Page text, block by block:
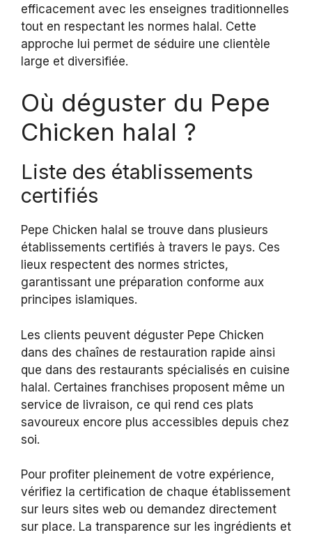
efficacement avec les enseignes traditionnelles
tout en respectant les normes halal. Cette
approche lui permet de séduire une clientèle
large et diversifiée.
Où déguster du Pepe
Chicken halal ?
Liste des établissements
certifiés
Pepe Chicken halal se trouve dans plusieurs
établissements certifiés à travers le pays. Ces
lieux respectent des normes strictes,
garantissant une préparation conforme aux
principes islamiques.
Les clients peuvent déguster Pepe Chicken
dans des chaînes de restauration rapide ainsi
que dans des restaurants spécialisés en cuisine
halal. Certaines franchises proposent même un
service de livraison, ce qui rend ces plats
savoureux encore plus accessibles depuis chez
soi.
Pour profiter pleinement de votre expérience,
vérifiez la certification de chaque établissement
sur leurs sites web ou demandez directement
sur place. La transparence sur les ingrédients et